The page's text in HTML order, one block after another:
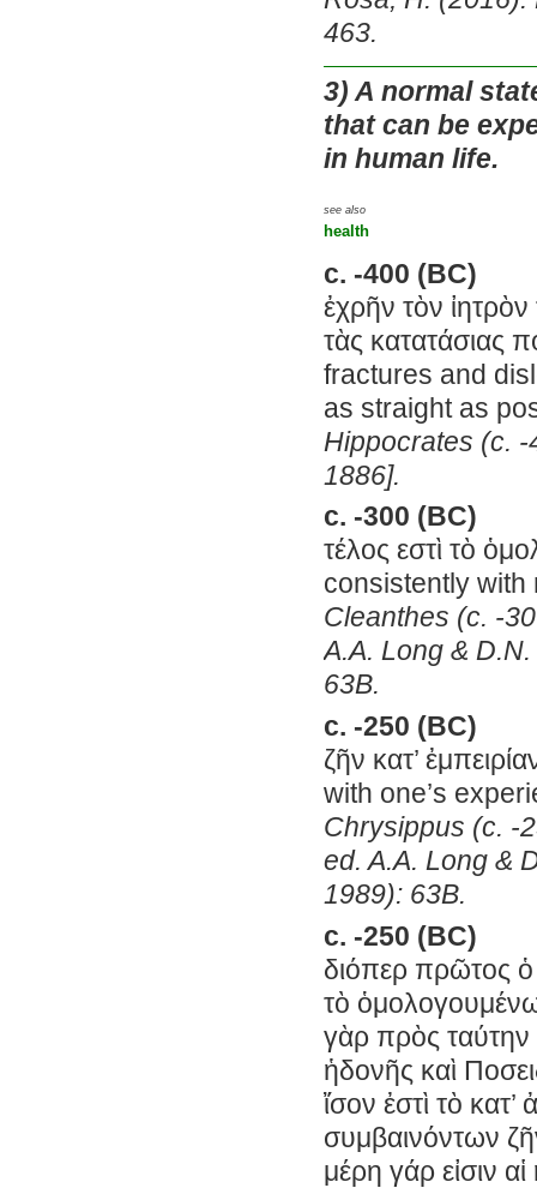
463.
3) A normal
that can be
in human life.
see also
health
c. -400 (BC)
ἐχρῆν τὸν
τὰς κατατάσιας
fractures and
as straight as
Hippocrates (c. -
1886].
c. -300 (BC)
τέλος εστὶ τὸ
consistently with
Cleanthes (c. -
A.A. Long &
63B.
c. -250 (BC)
ζῆν κατ’
with one’s
Chrysippus (c. -
ed. A.A. Long &
1989): 63B.
c. -250 (BC)
διόπερ πρῶτος
τὸ
γὰρ πρὸς ταύτην
ἡδονῆς καὶ
ἴσον ἐστὶ τὸ
συμβαινόντων
μέρη γάρ εἰσιν